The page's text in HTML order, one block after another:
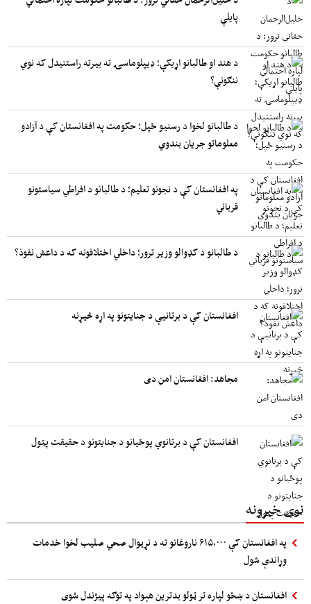
پایلې
د هند او طالبانو اړیکې؛ ډیپلوماسۍ ته بیرته راستنیدل که نوي
ننګونې؟
د طالبانو لخوا د رسنیو ځپل؛ حکومت په افغانستان کې د آزادو
معلوماتو جریان بندوي
په افغانستان کې د نجونو تعلیم؛ د طالبانو د افراطي سیاستونو
قرباني
د طالبانو د کډوالو وزیر ترور؛ داخلي اختلافونه که د داعش نفوذ؟
افغانستان کې د برتانیې د جنایتونو په اړه څیړنه
مجاهد: افغانستان امن دی
افغانستان کې د برتانوي پوځیانو د جنایتونو د حقیقت پټول
نوی خبرونه
په افغانستان کې ۶۱۵،۰۰۰ ناروغانو ته د نړيوال صحي صلیب لخوا خدمات
وړاندې شول
افغانستان د ښځو لپاره تر ټولو بدترین هېواد په توګه پیژندل شوی